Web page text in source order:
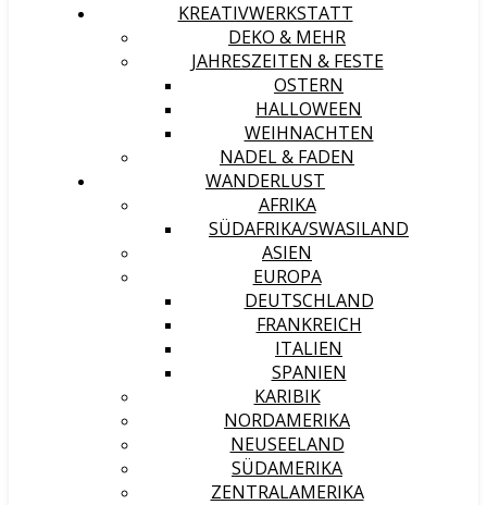
KREATIVWERKSTATT
DEKO & MEHR
JAHRESZEITEN & FESTE
OSTERN
HALLOWEEN
WEIHNACHTEN
NADEL & FADEN
WANDERLUST
AFRIKA
SÜDAFRIKA/SWASILAND
ASIEN
EUROPA
DEUTSCHLAND
FRANKREICH
ITALIEN
SPANIEN
KARIBIK
NORDAMERIKA
NEUSEELAND
SÜDAMERIKA
ZENTRALAMERIKA